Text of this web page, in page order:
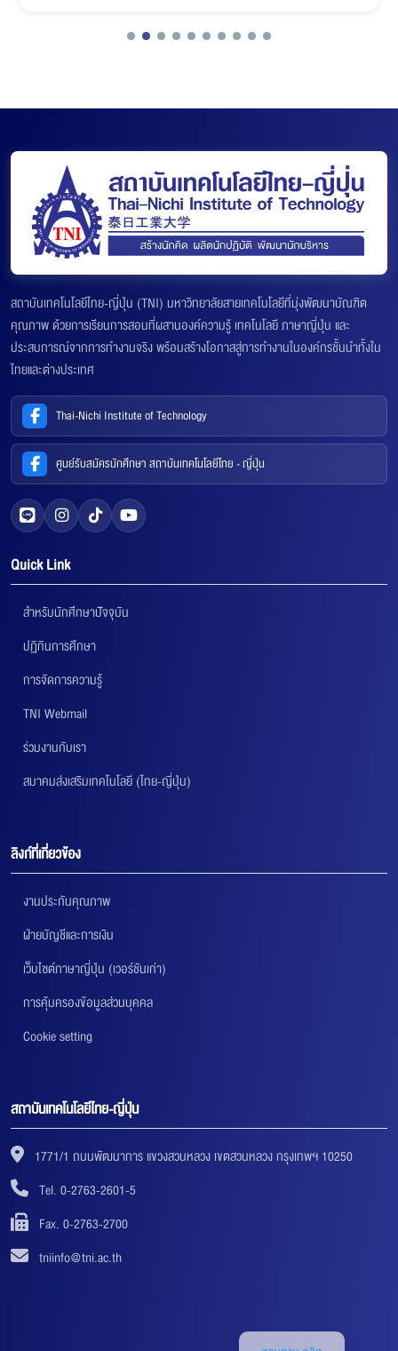
สถาบันเทคโนโลยีไทย-ญี่ปุ่น (TNI) มหาวิทยาลัยสายเทคโนโลยีที่มุ่งพัฒนาบัณฑิต
คุณภาพ ด้วยการเรียนการสอนที่ผสานองค์ความรู้ เทคโนโลยี ภาษาญี่ปุ่น และ
ประสบการณ์จากการทำงานจริง พร้อมสร้างโอกาสสู่การทำงานในองค์กรชั้นนำทั้งใน
ไทยและต่างประเทศ
Thai-Nichi Institute of Technology
ศูนย์รับสมัครนักศึกษา สถาบันเทคโนโลยีไทย - ญี่ปุ่น
Quick Link
สำหรับนักศึกษาปัจจุบัน
ปฏิทินการศึกษา
การจัดการความรู้
TNI Webmail
ร่วมงานกับเรา
สมาคมส่งเสริมเทคโนโลยี (ไทย-ญี่ปุ่น)
ลิงก์ที่เกี่ยวข้อง
งานประกันคุณภาพ
ฝ่ายบัญชีและการเงิน
เว็บไซต์ภาษาญี่ปุ่น (เวอร์ชันเก่า)
การคุ้มครองข้อมูลส่วนบุคคล
Cookie setting
สถาบันเทคโนโลยีไทย-ญี่ปุ่น
1771/1 ถนนพัฒนาการ แขวงสวนหลวง เขตสวนหลวง กรุงเทพฯ 10250
Tel. 0-2763-2601-5
Fax. 0-2763-2700
tniinfo@tni.ac.th